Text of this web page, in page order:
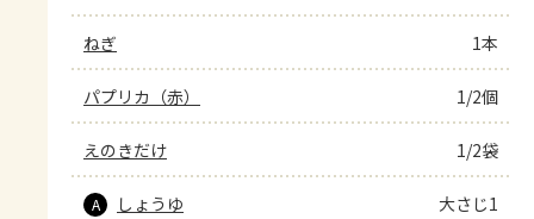
ねぎ 1本
パプリカ（赤） 1/2個
えのきだけ 1/2袋
A しょうゆ 大さじ1